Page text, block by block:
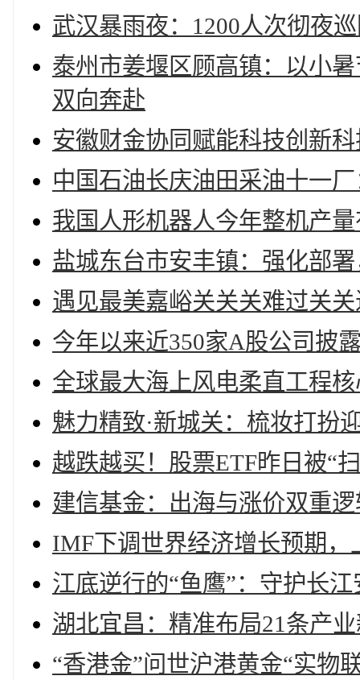
武汉暴雨夜：1200人次彻夜
泰州市姜堰区顾高镇：以小
双向奔赴
安徽财金协同赋能科技创新
中国石油长庆油田采油十一
我国人形机器人今年整机产
盐城东台市安丰镇：强化部
遇见最美嘉峪关关关难过关
今年以来近350家A股公司披
全球最大海上风电柔直工程
魅力精致·新城关：梳妆打扮
越跌越买！股票ETF昨日被“
建信基金：出海与涨价双重
IMF下调世界经济增长预期，
江底逆行的“鱼鹰”：守护长
湖北宜昌：精准布局21条产
“香港金”问世沪港黄金“实物